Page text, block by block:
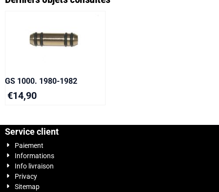
GS 1000. 1980-1982
€14,90
Service client
Paiement
Informations
Info livraison
Privacy
Sitemap